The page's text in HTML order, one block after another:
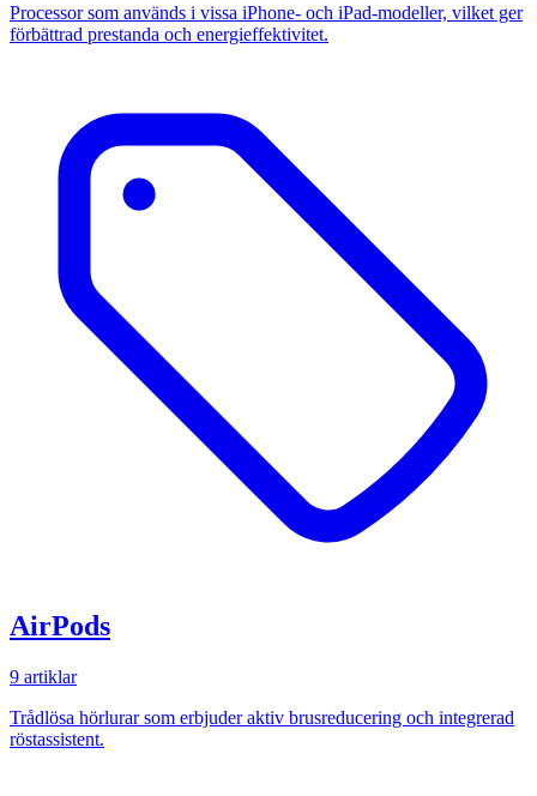
Processor som används i vissa iPhone- och iPad-modeller, vilket ger
förbättrad prestanda och energieffektivitet.
AirPods
9 artiklar
Trådlösa hörlurar som erbjuder aktiv brusreducering och integrerad
röstassistent.